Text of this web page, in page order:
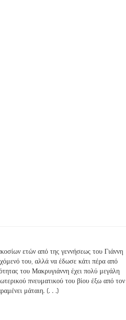
ετών από της γεννήσεως του Γιάννη
του, αλλά να έδωσε κάτι πέρα από
του Μακρυγιάννη έχει πολύ μεγάλη
πνευματικού του βίου έξω από τον
μάταιη. (. . .)